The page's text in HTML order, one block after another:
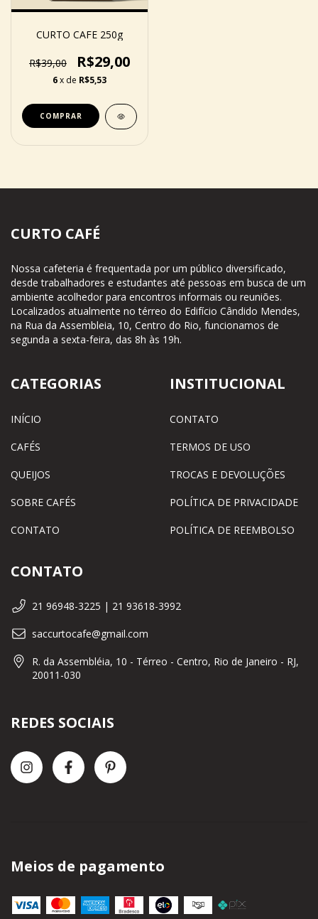
CURTO CAFE 250g
R$39,00 R$29,00
6x de R$5,53
COMPRAR
CURTO CAFÉ
Nossa cafeteria é frequentada por um público diversificado,
desde trabalhadores e estudantes até pessoas em busca de um
ambiente acolhedor para encontros informais ou reuniões.
Localizados atualmente no térreo do Edifício Cândido Mendes,
na Rua da Assembleia, 10, Centro do Rio, funcionamos de
segunda a sexta-feira, das 8h às 19h.
CATEGORIAS
INÍCIO
CAFÉS
QUEIJOS
SOBRE CAFÉS
CONTATO
INSTITUCIONAL
CONTATO
TERMOS DE USO
TROCAS E DEVOLUÇÕES
POLÍTICA DE PRIVACIDADE
POLÍTICA DE REEMBOLSO
CONTATO
21 96948-3225 | 21 93618-3992
saccurtocafe@gmail.com
R. da Assembléia, 10 - Térreo - Centro, Rio de Janeiro - RJ,
20011-030
REDES SOCIAIS
Meios de pagamento